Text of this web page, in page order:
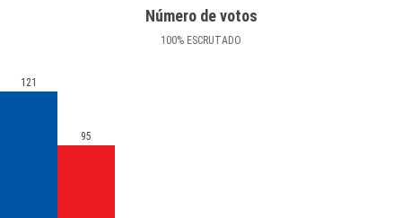
Número de votos
100% ESCRUTADO
121
95